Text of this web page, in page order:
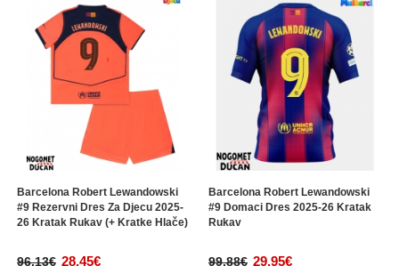
Barcelona Robert Lewandowski
#9 Rezervni Dres Za Djecu 2025-
26 Kratak Rukav (+ Kratke Hlače)
96.13€ 28.45€
Barcelona Robert Lewandowski
#9 Domaci Dres 2025-26 Kratak
Rukav
99.88€ 29.95€